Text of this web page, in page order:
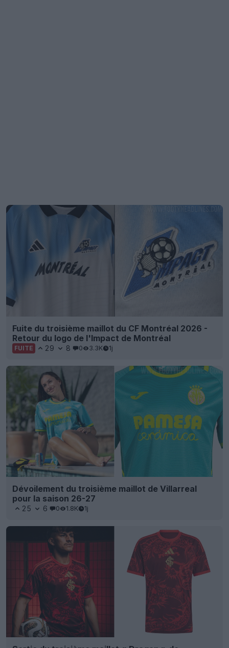
Fuite du troisième maillot du CF Montréal 2026 -
Retour du logo de l'Impact de Montréal
FUITE 29 8 0 3.3K 1j
Dévoilement du troisième maillot de Villarreal
pour la saison 26-27
25 6 0 1.8K 1j